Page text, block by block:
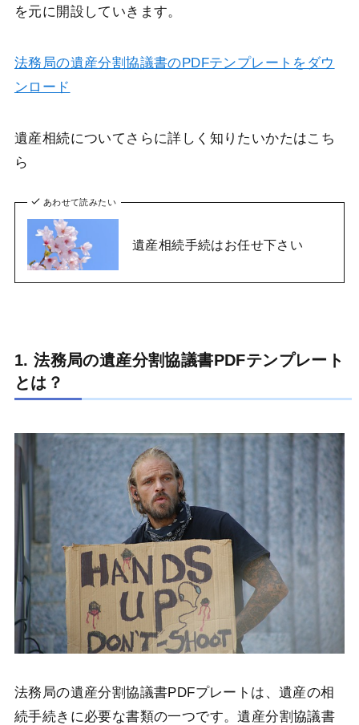
を元に開設していきます。
法務局の遺産分割協議書のPDFテンプレートをダウ
ンロード
遺産相続についてさらに詳しく知りたいかたはこち
ら
あわせて読みたい
遺産相続手続はお任せ下さい
1. 法務局の遺産分割協議書PDFテンプレート
とは？
法務局の遺産分割協議書PDFプレートは、遺産の相
続手続きに必要な書類の一つです。遺産分割協議書